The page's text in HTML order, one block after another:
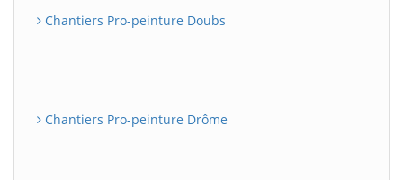
Chantiers Pro-peinture Doubs
Chantiers Pro-peinture Drôme